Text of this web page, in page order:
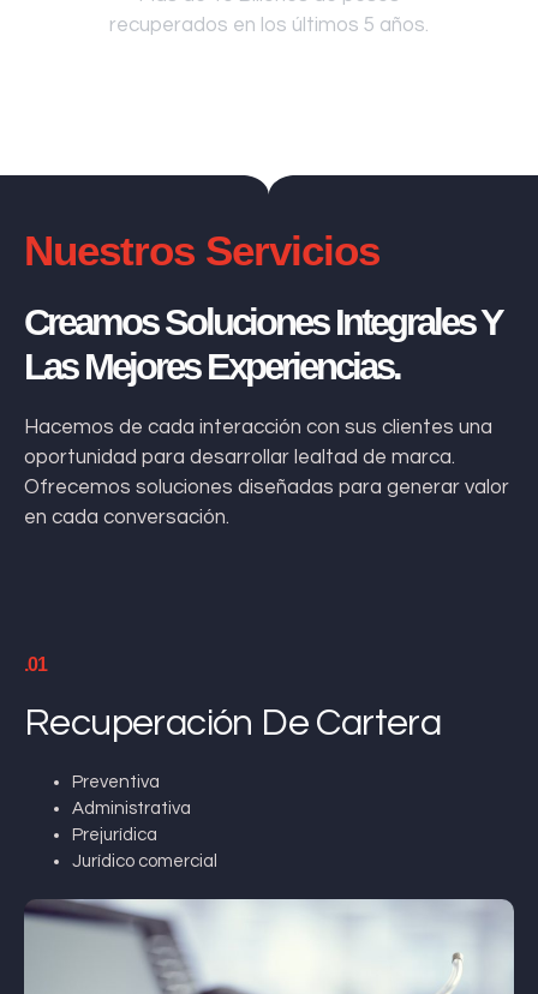
recuperados en los últimos 5 años.
Nuestros Servicios
Creamos Soluciones Integrales Y
Las Mejores Experiencias.
Hacemos de cada interacción con sus clientes una
oportunidad para desarrollar lealtad de marca.
Ofrecemos soluciones diseñadas para generar valor
en cada conversación.
.01
Recuperación De Cartera
Preventiva
Administrativa
Prejurídica
Jurídico comercial